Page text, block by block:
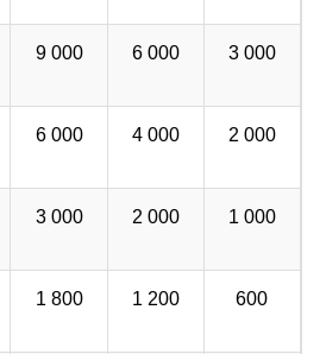
9 000 6 000 3 000
6 000 4 000 2 000
3 000 2 000 1 000
1 800 1 200 600